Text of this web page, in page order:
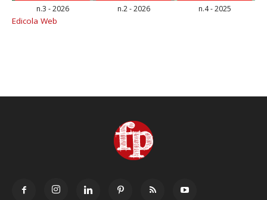
n.3 - 2026 n.2 - 2026 n.4 - 2025
Edicola Web